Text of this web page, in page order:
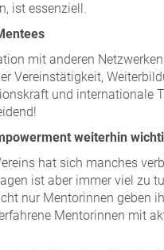
ist essenziell.
mit anderen
Vereinstätigkeit,
und internationale
weiterhin
hat sich manches
ist aber immer viel zu
nur Mentorinnen geben
Mentorinnen mit